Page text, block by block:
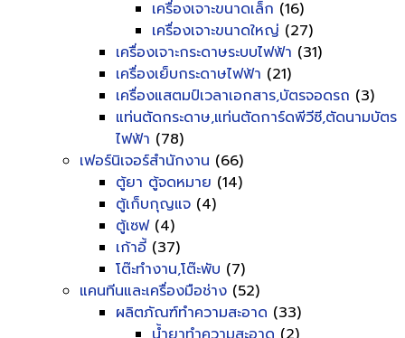
เครื่องเจาะขนาดเล็ก (16)
เครื่องเจาะขนาดใหญ่ (27)
เครื่องเจาะกระดาษระบบไฟฟ้า (31)
เครื่องเย็บกระดาษไฟฟ้า (21)
เครื่องแสตมป์เวลาเอกสาร,บัตรจอดรถ (3)
แท่นตัดกระดาษ,แท่นตัดการ์ดพีวีซี,ตัดนามบัตร
ไฟฟ้า (78)
เฟอร์นิเจอร์สำนักงาน (66)
ตู้ยา ตู้จดหมาย (14)
ตู้เก็บกุญแจ (4)
ตู้เซฟ(4)
เก้าอี้ (37)
โต๊ะทำงาน,โต๊ะพับ (7)
แคนทีนและเครื่องมือช่าง (52)
ผลิตภัณฑ์ทำความสะอาด (33)